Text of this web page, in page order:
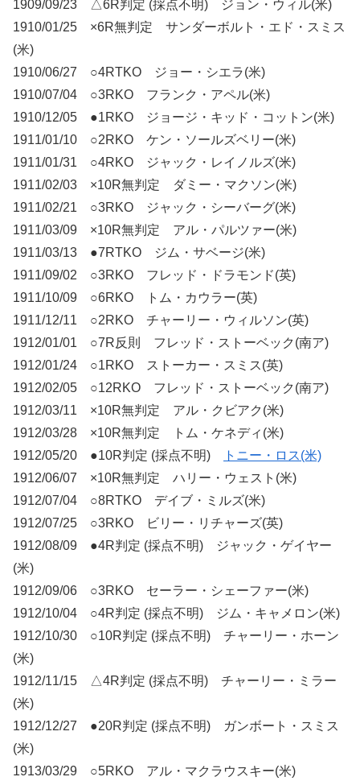
1909/09/23 △6R判定 (採点不明) ジョン・ウィル(米)
1910/01/25 ×6R無判定 サンダーボルト・エド・スミス
(米)
1910/06/27 ○4RTKO ジョー・シエラ(米)
1910/07/04 ○3RKO フランク・アペル(米)
1910/12/05 ●1RKO ジョージ・キッド・コットン(米)
1911/01/10 ○2RKO ケン・ソールズベリー(米)
1911/01/31 ○4RKO ジャック・レイノルズ(米)
1911/02/03 ×10R無判定 ダミー・マクソン(米)
1911/02/21 ○3RKO ジャック・シーバーグ(米)
1911/03/09 ×10R無判定 アル・パルツァー(米)
1911/03/13 ●7RTKO ジム・サベージ(米)
1911/09/02 ○3RKO フレッド・ドラモンド(英)
1911/10/09 ○6RKO トム・カウラー(英)
1911/12/11 ○2RKO チャーリー・ウィルソン(英)
1912/01/01 ○7R反則 フレッド・ストーベック(南ア)
1912/01/24 ○1RKO ストーカー・スミス(英)
1912/02/05 ○12RKO フレッド・ストーベック(南ア)
1912/03/11 ×10R無判定 アル・クビアク(米)
1912/03/28 ×10R無判定 トム・ケネディ(米)
1912/05/20 ●10R判定 (採点不明)
トニー・ロス(米)
1912/06/07 ×10R無判定 ハリー・ウェスト(米)
1912/07/04 ○8RTKO デイブ・ミルズ(米)
1912/07/25 ○3RKO ビリー・リチャーズ(英)
1912/08/09 ●4R判定 (採点不明) ジャック・ゲイヤー
(米)
1912/09/06 ○3RKO セーラー・シェーファー(米)
1912/10/04 ○4R判定 (採点不明) ジム・キャメロン(米)
1912/10/30 ○10R判定 (採点不明) チャーリー・ホーン
(米)
1912/11/15 △4R判定 (採点不明) チャーリー・ミラー
(米)
1912/12/27 ●20R判定 (採点不明) ガンボート・スミス
(米)
1913/03/29 ○5RKO アル・マクラウスキー(米)